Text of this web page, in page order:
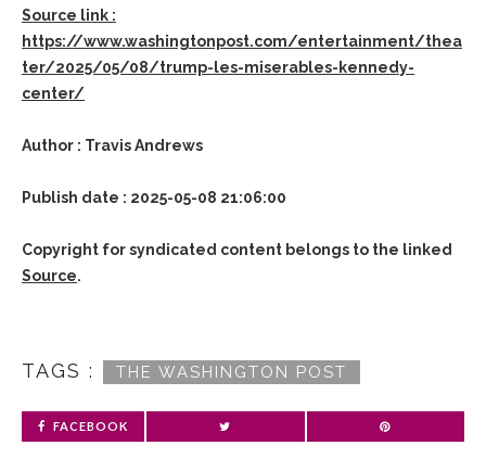
Source link :
https://www.washingtonpost.com/entertainment/thea
ter/2025/05/08/trump-les-miserables-kennedy-
center/
Author : Travis Andrews
Publish date : 2025-05-08 21:06:00
Copyright for syndicated content belongs to the linked
Source.
TAGS : THE WASHINGTON POST
FACEBOOK